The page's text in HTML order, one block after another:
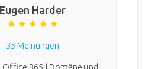
Eugen Harder
35 Meinungen